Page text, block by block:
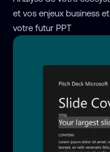
et vos enjeux business
votre futur PPT